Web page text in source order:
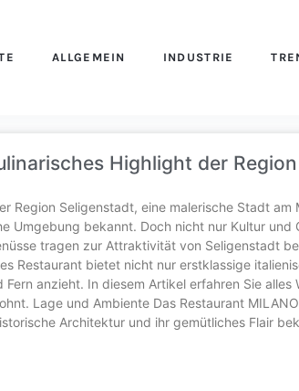
ALLGEMEIN INDUSTRIE
Highlight der Region
Region Seligenstadt, eine malerische Stadt am
Umgebung bekannt. Doch nicht nur Kultur und
tragen zur Attraktivität von Seligenstadt
Restaurant bietet nicht nur erstklassige
anzieht. In diesem Artikel erfahren Sie alles
Lage und Ambiente Das Restaurant
Architektur und ihr gemütliches Flair